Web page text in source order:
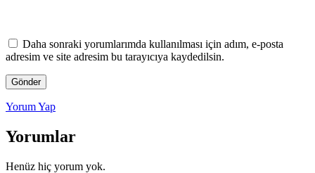
Daha sonraki yorumlarımda kullanılması için adım, e-posta
adresim ve site adresim bu tarayıcıya kaydedilsin.
Yorum Yap
Yorumlar
Henüz hiç yorum yok.